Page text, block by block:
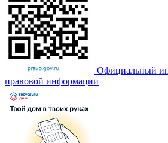
Официальный
правовой информации